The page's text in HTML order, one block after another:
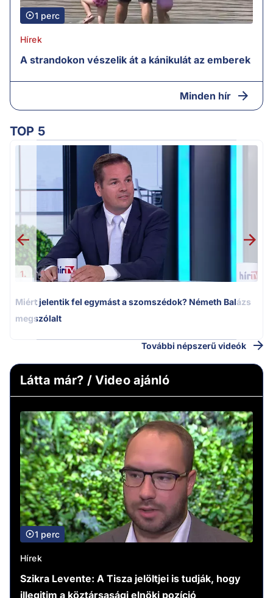
1 perc
Hírek
A strandokon vészelik át a kánikulát az emberek
Minden hír
TOP 5
1.
Miért jelentik fel egymást a szomszédok? Németh Balázs
megszólalt
További népszerű videók
Látta már? / Video ajánló
1 perc
Hírek
Szikra Levente: A Tisza jelöltjei is tudják, hogy
illegitim a köztársasági elnöki pozíció